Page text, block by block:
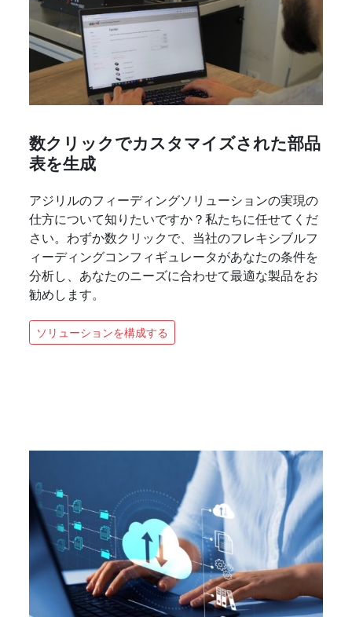
数クリックでカスタマイズされた部品
表を生成
アジリルのフィーディングソリューションの実現の
仕方について知りたいですか？私たちに任せてくだ
さい。わずか数クリックで、当社のフレキシブルフ
ィーディングコンフィギュレータがあなたの条件を
分析し、あなたのニーズに合わせて最適な製品をお
勧めします。
ソリューションを構成する